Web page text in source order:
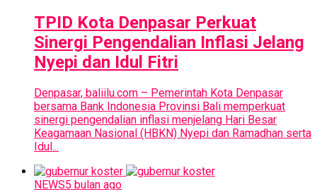
TPID Kota Denpasar Perkuat
Sinergi Pengendalian Inflasi Jelang
Nyepi dan Idul Fitri
Denpasar, baliilu.com – Pemerintah Kota Denpasar
bersama Bank Indonesia Provinsi Bali memperkuat
sinergi pengendalian inflasi menjelang Hari Besar
Keagamaan Nasional (HBKN) Nyepi dan Ramadhan serta
Idul...
NEWS5 bulan ago